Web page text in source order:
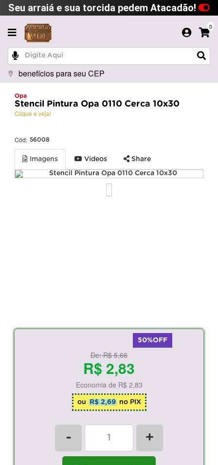
Seu arraiá e sua torcida pedem Atacadão!
0
benefícios para seu CEP
Opa
Stencil Pintura Opa 0110 Cerca 10x30
Clique e veja!
Cód: 56008
Imagens Videos Share
50%OFF
De:R$ 5,66
R$ 2,83
Economia de R$ 2,83
ou R$ 2,69 no PIX
- +